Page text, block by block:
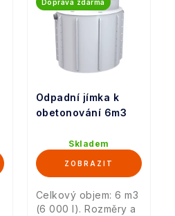
Odpadní jímka k
obetonování 6m3
Doprava zdarma
Skladem
Celkový objem: 6 m3
(6 000 l). Rozměry a